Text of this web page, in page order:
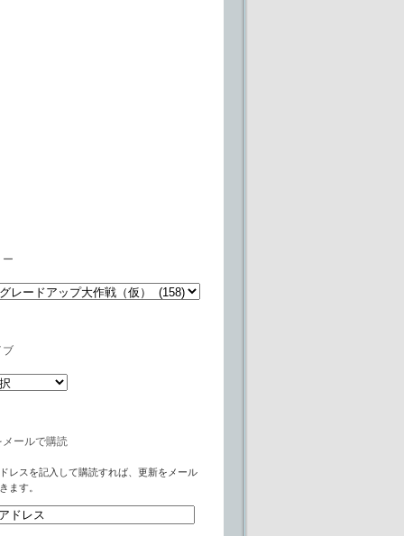
ー
ブ
メールで購読
レスを記入して購読すれば、更新をメール
ます。